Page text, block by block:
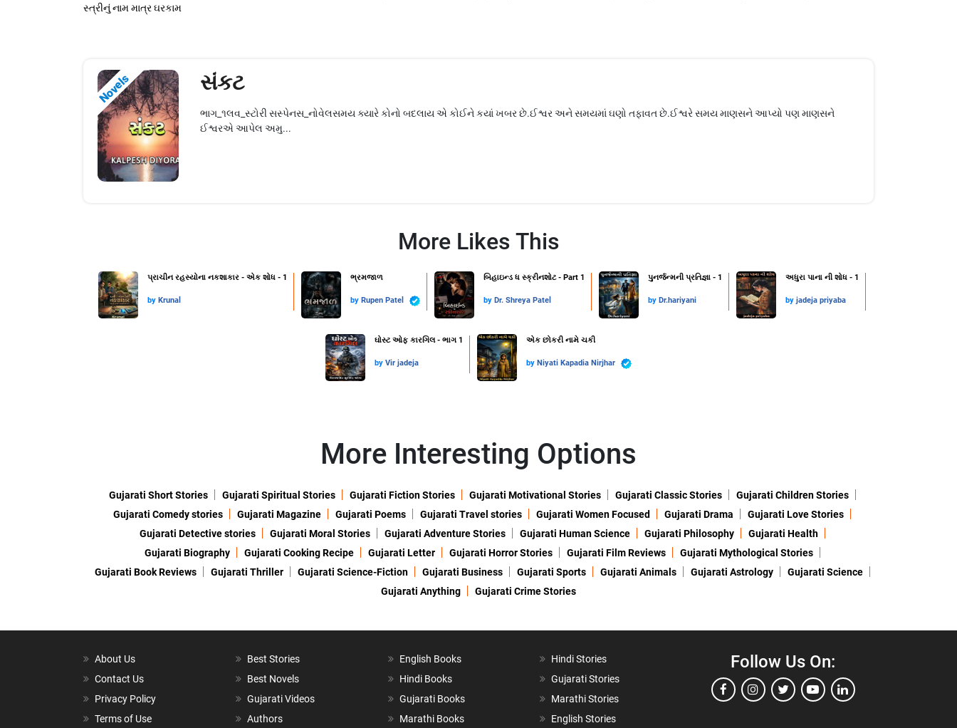
સ્ત્રીનું નામ માત્ર ઘરકામ
Novels સંકટ
ભાગ_૧લવ_સ્ટોરી સસ્પેનસ_નોવેલસમય ક્યારે કોનો બદલાય એ કોઈને કયાં ખબર છે.ઈશ્વર અને સમયમાં ઘણો તફાવત છે.ઈશ્વરે સમય માણસને આપ્યો પણ માણસને
ઈશ્વરએ આપેલ અમુ...
More Likes This
પ્રાચીન રહસ્યોના નકશાકાર - એક શોધ - 1
by Krunal
ભ્રમજાળ
by Rupen Patel
બિહાઇન્ડ ધ સ્ક્રીનશોટ - Part 1
by Dr. Shreya Patel
પુનર્જન્મની પ્રતિજ્ઞા - 1
by Dr.hariyani
અધુરા પાના ની શોધ - 1
by jadeja priyaba
ઘોસ્ટ ઓફ કારગિલ - ભાગ 1
by Vir jadeja
એક છોકરી નામે ચકી
by Niyati Kapadia Nirjhar
More Interesting Options
Gujarati Short Stories Gujarati Spiritual Stories Gujarati Fiction Stories Gujarati Motivational Stories Gujarati Classic Stories
Gujarati Children Stories
Gujarati Comedy stories
Gujarati Magazine Gujarati Poems Gujarati Travel stories Gujarati Women Focused Gujarati Drama
Gujarati Love Stories
Gujarati Detective stories
Gujarati Moral Stories Gujarati Adventure Stories Gujarati Human Science Gujarati Philosophy
Gujarati Health
Gujarati Biography
Gujarati Cooking Recipe Gujarati Letter Gujarati Horror Stories Gujarati Film Reviews
Gujarati Mythological Stories
Gujarati Book Reviews
Gujarati Thriller Gujarati Science-Fiction Gujarati Business Gujarati Sports Gujarati Animals Gujarati Astrology
Gujarati Science
Gujarati Anything
Gujarati Crime Stories
About Us
Contact Us
Privacy Policy
Terms of Use
Best Stories
Best Novels
Gujarati Videos
Authors
English Books
Hindi Books
Gujarati Books
Marathi Books
Hindi Stories
Gujarati Stories
Marathi Stories
English Stories
Follow Us On: